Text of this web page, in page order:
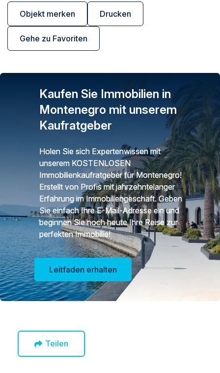
Objekt merken Drucken
Gehe zu Favoriten
Kaufen Sie Immobilien in
Montenegro mit unserem
Kaufratgeber
Holen Sie sich Expertenwissen mit
unserem KOSTENLOSEN
Immobilienkaufratgeber für Montenegro!
Erstellt von Profis mit jahrzehntelanger
Erfahrung im Immobiliengeschäft. Geben
Sie einfach Ihre E-Mail-Adresse ein und
beginnen Sie noch heute Ihre Reise zur
perfekten Immobilie!
Leitfaden erhalten
Teilen